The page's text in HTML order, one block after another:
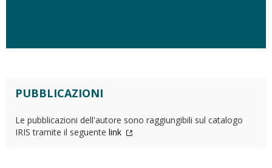
PUBBLICAZIONI
Le pubblicazioni dell'autore sono raggiungibili sul catalogo
IRIS tramite il seguente link